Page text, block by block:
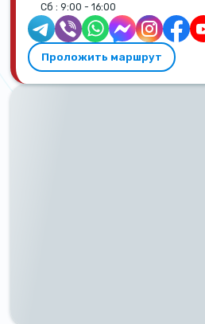
Сб : 9:00 - 16:00
Проложить маршрут